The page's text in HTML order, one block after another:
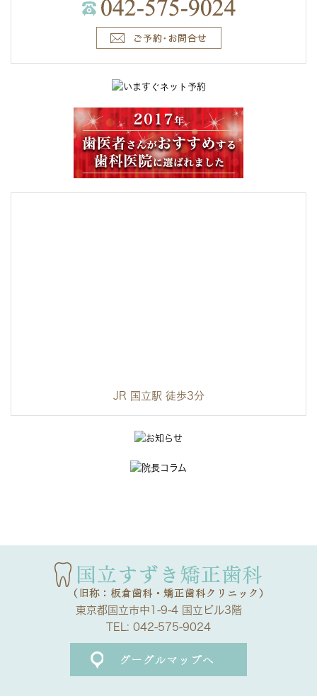
JR 国立駅 徒歩3分
東京都国立市中1-9-4 国立ビル3階
TEL: 042-575-9024